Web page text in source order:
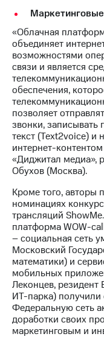
«Облачная
объединяет
возможностями
связи и является
обеспечения,
позволяет
звонки, записывать
текст (Text2voice) и
интернет-
«Диджитал медиа»,
Обухов (Москва).
Кроме того, авторы
номинациях
трансляций
платформа WOW-
– социальная сеть
Московский
математики) и
мобильных
Леконцев, резидент
ИТ-парка) получили
Федеральную сеть
доработки своих
маркетинговым и